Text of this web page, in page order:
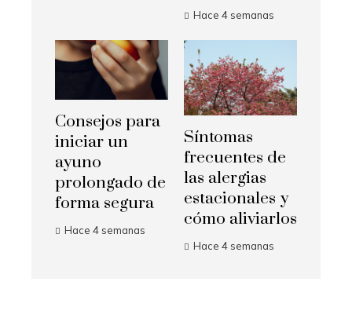
Hace 4 semanas
Consejos para
iniciar un
ayuno
prolongado de
forma segura
Hace 4 semanas
Síntomas
frecuentes de
las alergias
estacionales y
cómo aliviarlos
Hace 4 semanas